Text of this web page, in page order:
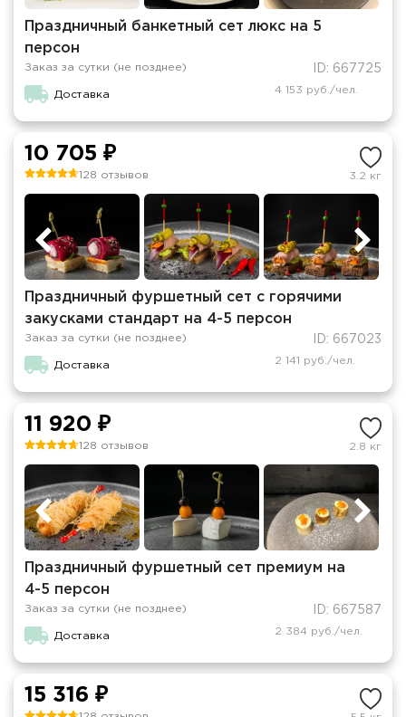
Праздничный банкетный сет люкс на 5
персон
Заказ за сутки (не позднее) ID: 667725
Доставка 4 153 руб./чел.
10 705 ₽
128 отзывов 3.2 кг
Праздничный фуршетный сет с горячими
закусками стандарт на 4-5 персон
Заказ за сутки (не позднее) ID: 667023
Доставка 2 141 руб./чел.
11 920 ₽
128 отзывов 2.8 кг
Праздничный фуршетный сет премиум на
4-5 персон
Заказ за сутки (не позднее) ID: 667587
Доставка 2 384 руб./чел.
15 316 ₽